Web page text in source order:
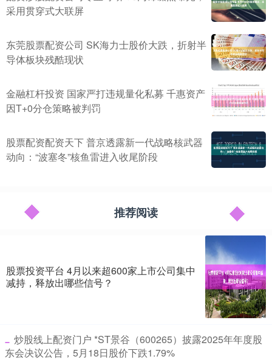
采用贯穿式大联屏
东莞股票配资公司 SK海力士股价大跌，折射半
导体板块残酷现状
金融杠杆投资 国家严打违规量化私募 千惠资产
因T+0分仓策略被判罚
股票配资配资天下 普京透露新一代战略核武器
动向：“波塞冬”核鱼雷进入收尾阶段
推荐阅读
股票投资平台 4月以来超600家上市公司集中
减持，释放出哪些信号？
​炒股线上配资门户 *ST景谷（600265）披露2025年年度股
东会决议公告，5月18日股价下跌1.79%